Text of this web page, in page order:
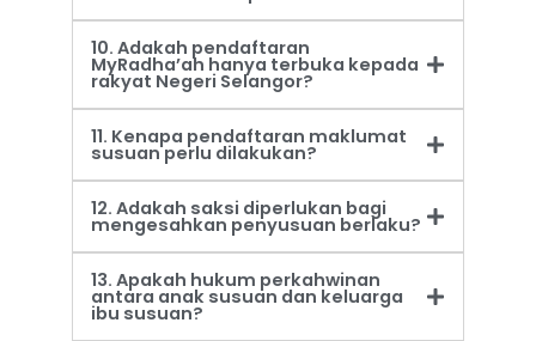
10. Adakah pendaftaran
MyRadha’ah hanya terbuka kepada
rakyat Negeri Selangor?
11. Kenapa pendaftaran maklumat
susuan perlu dilakukan?
12. Adakah saksi diperlukan bagi
mengesahkan penyusuan berlaku?
13. Apakah hukum perkahwinan
antara anak susuan dan keluarga
ibu susuan?